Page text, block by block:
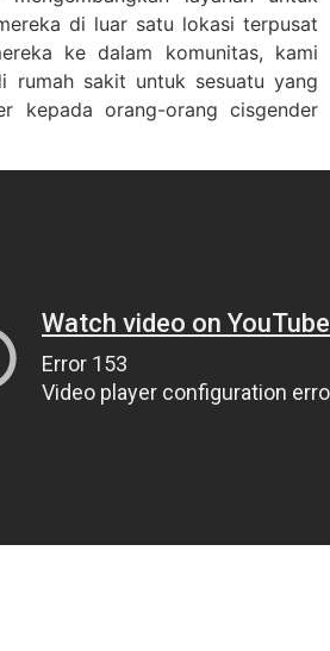
di luar satu lokasi terpusat
ke dalam komunitas, kami
rumah sakit untuk sesuatu yang
kepada orang-orang cisgender